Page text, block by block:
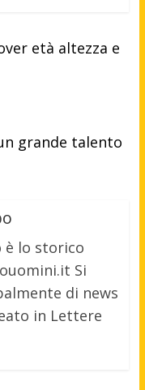
età altezza e
grande talento
è lo storico
Si
di news
in Lettere